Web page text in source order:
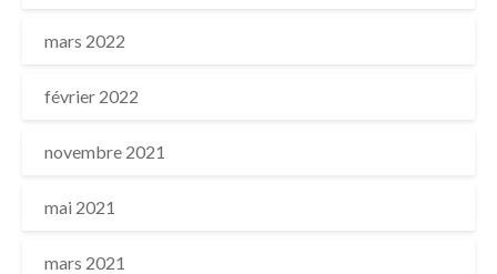
mars 2022
février 2022
novembre 2021
mai 2021
mars 2021